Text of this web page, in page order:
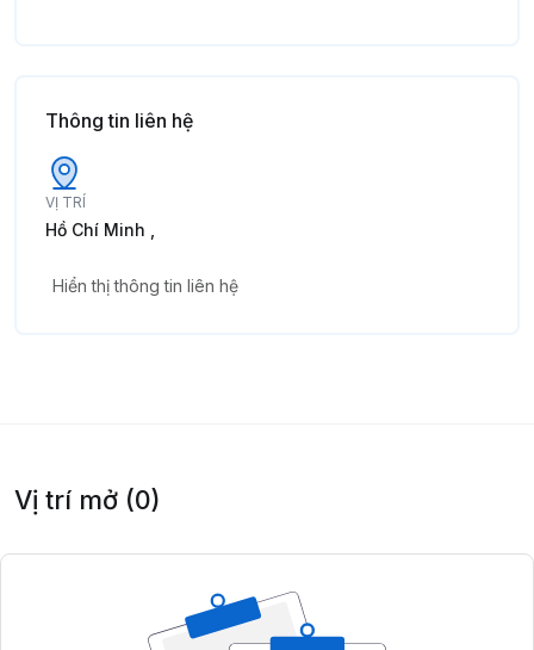
Thông tin liên hệ
VỊ TRÍ
Hồ Chí Minh ,
Hiển thị thông tin liên hệ
Vị trí mở (0)